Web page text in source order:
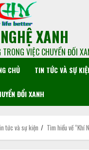
XANH
TRONG VIỆC CHUYỂN ĐỐI
CHỦ TIN TỨC VÀ SỰ
ĐỔI XANH
tức và sự kiện Tìm hiểu về “Khí